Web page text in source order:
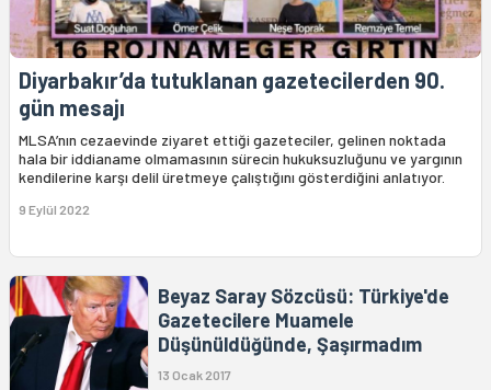
Diyarbakır’da tutuklanan gazetecilerden 90.
gün mesajı
MLSA’nın cezaevinde ziyaret ettiği gazeteciler, gelinen noktada
hala bir iddianame olmamasının sürecin hukuksuzluğunu ve yargının
kendilerine karşı delil üretmeye çalıştığını gösterdiğini anlatıyor.
9 Eylül 2022
Beyaz Saray Sözcüsü: Türkiye'de
Gazetecilere Muamele
Düşünüldüğünde, Şaşırmadım
13 Ocak 2017